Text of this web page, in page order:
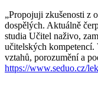
„Propojuji zkušenosti z
dospělých. Aktuálně
studia Učitel naživo,
učitelských kompetencí.
vztahů, porozumění a
https://www.seduo.cz/